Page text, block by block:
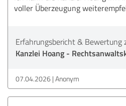
voller Überzeugung
Erfahrungsbericht & Bewertung
Kanzlei Hoang -
07.04.2026 Anonym